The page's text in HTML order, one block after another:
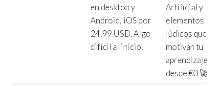
en desktop y
Android, iOS por
24,99 USD. Algo
difícil al inicio.
Artificial y
elementos
lúdicos que
motivan tu
aprendizaje
desde €0 🚀✨.